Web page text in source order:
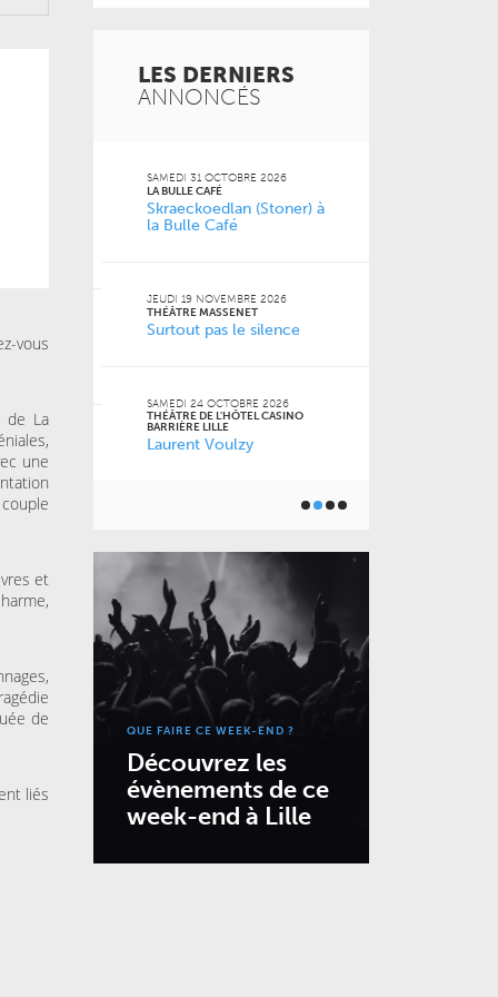
vous
de La
une
et
de
liés
LES DERNIERS
ANNONCÉS
Cie
2026
SAMEDI 31 OCTOBRE 2026
LA BULLE CAFÉ
Skraeckoedlan (Stoner) à
la Bulle Café
JEUDI 19 NOVEMBRE 2026
THÉÂTRE MASSENET
Surtout pas le silence
SAMEDI 24 OCTOBRE 2026
THÉÂTRE DE L'HÔTEL CASINO
BARRIÈRE LILLE
Laurent Voulzy
QUE FAIRE CE WEEK-END ?
Découvrez les
évènements de ce
week-end à Lille